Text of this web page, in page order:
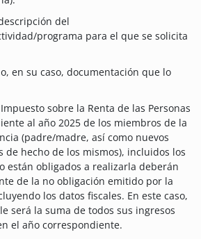
del
programa para el que se solicita
en su caso, documentación que lo
sobre la Renta de las Personas
al año 2025 de los miembros de la
(padre/madre, así como nuevos
de hecho de los mismos), incluidos los
están obligados a realizarla deberán
de la no obligación emitido por la
los datos fiscales. En este caso,
será la suma de todos sus ingresos
el año correspondiente.